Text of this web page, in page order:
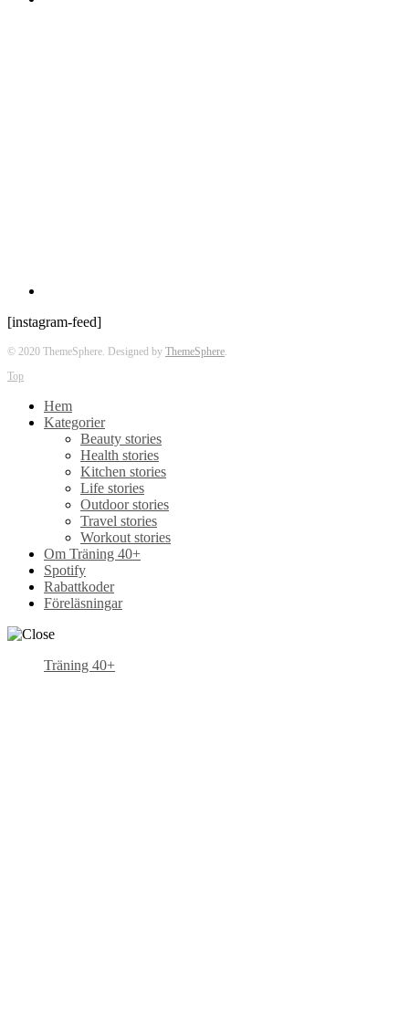
[instagram-feed]
© 2020 ThemeSphere. Designed by ThemeSphere
Top
Hem
Kategorier
Beauty stories
Health stories
Kitchen stories
Life stories
Outdoor stories
Travel stories
Workout stories
Om Träning 40+
Spotify
Rabattkoder
Föreläsningar
Träning 40+